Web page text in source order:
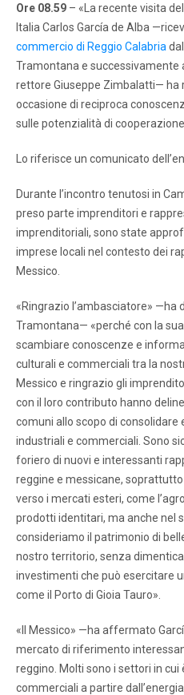
Ore 08.59 – «La recente visita
Italia Carlos García de Alba
commercio di Reggio Calabria
Tramontana e successivamente
rettore Giuseppe Zimbalatti— ha
occasione di reciproca
sulle potenzialità di
Lo riferisce un comunicato
Durante l’incontro tenutosi in
preso parte imprenditori e
imprenditoriali, sono state
imprese locali nel contesto dei
Messico.
«Ringrazio l’ambasciatore» —ha
Tramontana— «perché con la
scambiare conoscenze e
culturali e commerciali tra la
Messico e ringrazio gli
con il loro contributo hanno
comuni allo scopo di
industriali e commerciali. Sono
foriero di nuovi e interessanti
reggine e messicane,
verso i mercati esteri, come
prodotti identitari, ma anche nel
consideriamo il patrimonio di
nostro territorio, senza
investimenti che può esercitare
come il Porto di Gioia Tauro».
«Il Messico» —ha affermato
mercato di riferimento
reggino. Molti sono i settori in
commerciali a partire